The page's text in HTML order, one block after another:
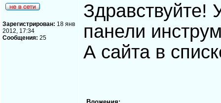
Зарегистрирован: 18 янв
2012, 17:34
Сообщения: 25
Здравствуйте!
панели
А сайта в